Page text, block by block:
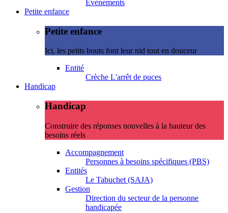
Evénements
Petite enfance
Petite enfance
Ici, les petits bouts font leur nid tout en douceur
Entité
Crèche L'arrêt de puces
Handicap
Handicap
Construire des réponses nouvelles à la hauteur des
besoins réels
Accompagnement
Personnes à besoins spécifiques (PBS)
Entités
Le Tabuchet (SAJA)
Gestion
Direction du secteur de la personne
handicapée